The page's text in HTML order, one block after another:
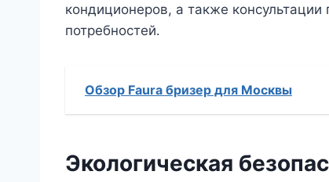
кондиционеров, а также
потребностей․
Обзор Faura бризер для Москвы
Экологическая